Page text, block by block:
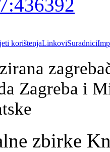
korištenjaLinkoviSuradnici
Zagreba i
zbirke